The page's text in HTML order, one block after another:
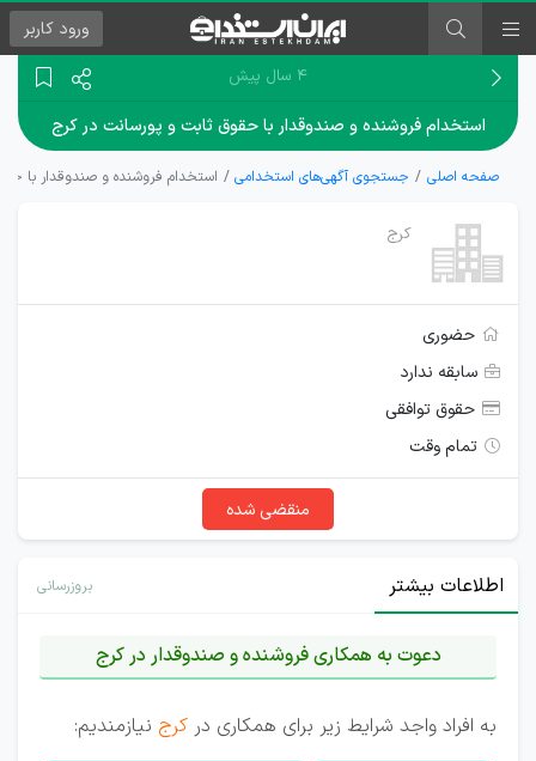
ورود کاربر
۴ سال پیش
استخدام فروشنده و صندوقدار با حقوق ثابت و پورسانت در کرج
صفحه اصلی جستجوی آگهی‌های استخدامی استخدام فروشنده و صندوقدار با
کرج
حضوری
سابقه ندارد
حقوق توافقی
تمام وقت
منقضی شده
اطلاعات بیشتر بروزرسانی
دعوت به همکاری فروشنده و صندوقدار در کرج
به افراد واجد شرایط زیر برای همکاری در کرج نیازمندیم: